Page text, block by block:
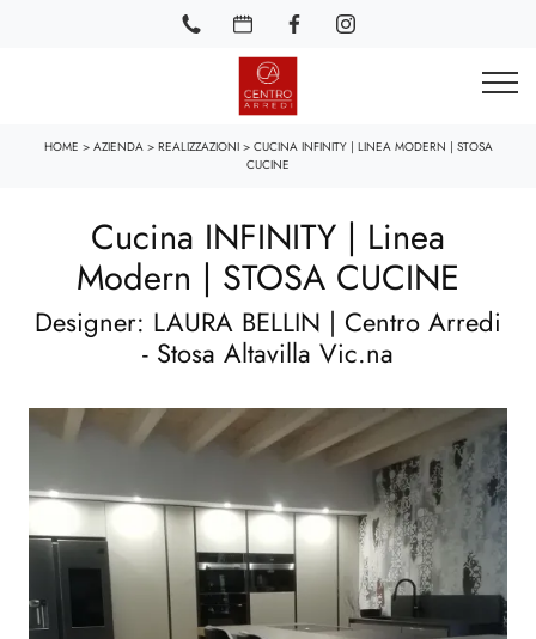
HOME > AZIENDA> REALIZZAZIONI > CUCINA INFINITY | LINEA MODERN | STOSA
CUCINE
Cucina INFINITY | Linea
Modern | STOSA CUCINE
Designer: LAURA BELLIN | Centro Arredi
- Stosa Altavilla Vic.na